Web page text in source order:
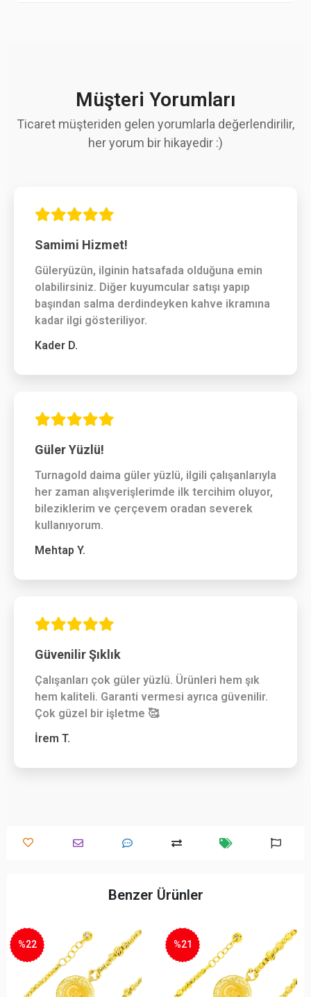
Müşteri Yorumları
Ticaret müşteriden gelen yorumlarla değerlendirilir,
her yorum bir hikayedir :)
Samimi Hizmet!
Güleryüzün, ilginin hatsafada olduğuna emin
olabilirsiniz. Diğer kuyumcular satışı yapıp
başından salma derdindeyken kahve ikramına
kadar ilgi gösteriliyor.
Kader D.
Güler Yüzlü!
Turnagold daima güler yüzlü, ilgili çalışanlarıyla
her zaman alışverişlerimde ilk tercihim oluyor,
bileziklerim ve çerçevem oradan severek
kullanıyorum.
Mehtap Y.
Güvenilir Şıklık
Çalışanları çok güler yüzlü. Ürünleri hem şık
hem kaliteli. Garanti vermesi ayrıca güvenilir.
Çok güzel bir işletme 🥰
İrem T.
Benzer Ürünler
%22 %21